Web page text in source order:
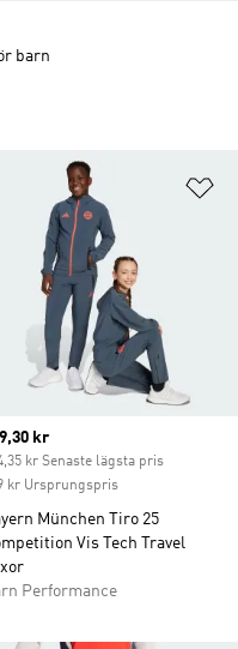
på önskelistan
price
kr
kr Senaste lägsta pris
kr Ursprungspris
München Tiro 25
Vis Tech Travel
Performance
barn